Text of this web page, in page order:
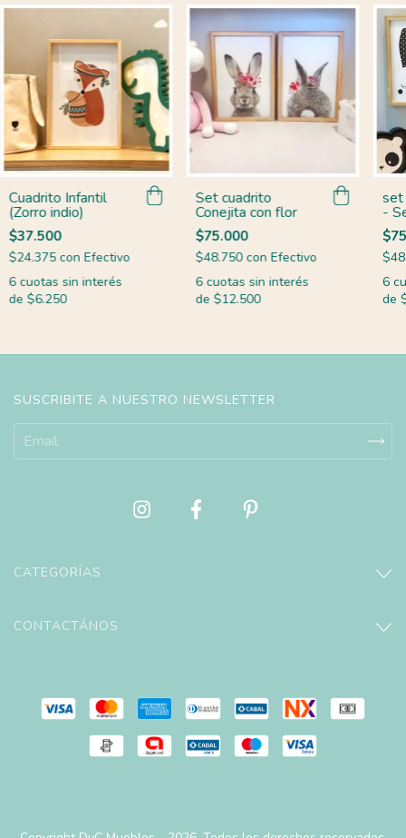
Cuadrito Infantil
(Zorro indio)
$37.500
$24.375 con Efectivo
6 cuotas sin interés
de $6.250
Set cuadrito
Conejita con flor
$75.000
$48.750 con Efectivo
6 cuotas sin interés
de $12.500
set
-
6
de
SUSCRIBITE A NUESTRO NEWSLETTER
CATEGORÍAS
CONTACTÁNOS